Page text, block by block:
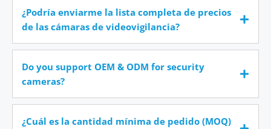
¿Podría enviarme la lista completa de precios
de las cámaras de videovigilancia?
Do you support OEM & ODM for security
cameras?
¿Cuál es la cantidad mínima de pedido (MOQ)